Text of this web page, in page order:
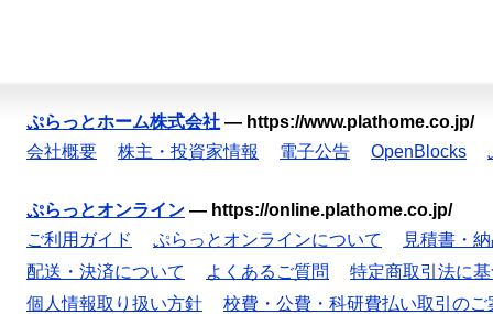
ぷらっとホーム株式会社 — https://www.plathome.co.jp/
会社概要
株主・投資家情報 電子公告 OpenBlocks
ぷらっとオンライン — https://online.plathome.co.jp/
ご利用ガイド
ぷらっとオンラインについて
見積書・
配送・決済について
よくあるご質問
特定商取引法に
個人情報取り扱い方針
校費・公費・科研費払い取引のご